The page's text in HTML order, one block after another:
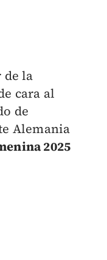
de la
cara al
de
Alemania
2025